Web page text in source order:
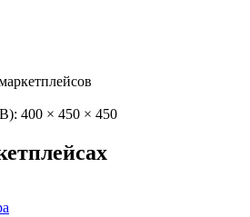
400 × 450 × 450